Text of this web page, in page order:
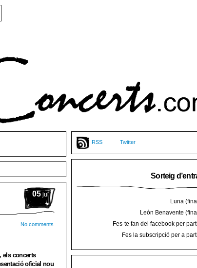
05 jul
No comments
els concerts
oficial nou
RSS Twitter
Sorteig
Luna
León Benavente
Fes-te fan del facebook per
Fes la subscripció per a